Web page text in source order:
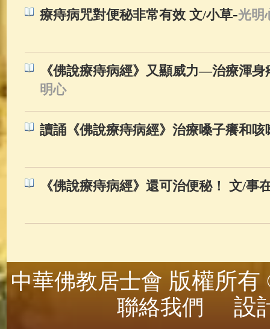
療痔病咒對便秘非常有效 文/小草-光明
《佛說療痔病經》又顯威力—治療渾身
明心
讀誦《佛說療痔病經》治療嗓子癢和咳
《佛說療痔病經》還可治便秘！ 文/事
中華佛教居士會 版權所
聯絡我們
設